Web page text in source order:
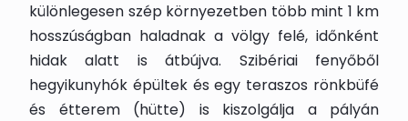
különlegesen szép környezetben több mint 1 km
hosszúságban haladnak a völgy felé, időnként
hidak alatt is átbújva. Szibériai fenyőből
hegyikunyhók épültek és egy teraszos rönkbüfé
és étterem (hütte) is kiszolgálja a pályán